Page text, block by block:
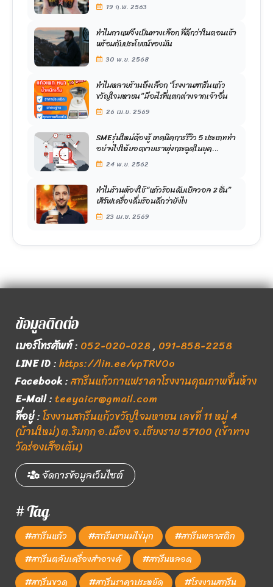
19 ก.พ. 2563
ทำไมกาแฟจึงเป็นทางเลือก ที่ดีกว่าในตอนเช้า
พร้อมกับประโยชน์ของมัน
30 พ.ย. 2568
ทำไมหลายร้านถึงเลือก “โรงงานสกรีนแก้ว
ขวัญใจมหาชน” มีอะไรที่แตกต่างจากเจ้าอื่น
26 เม.ย. 2569
SME รุ่นใหม่ต้องรู้ เทคนิคการรีวิว 5 ประเภท ทำ
อย่างไงให้ยอดขายเราพุ่งกระฉูดในยุค
ออนไลน์ปัจจุบัน
24 พ.ย. 2562
ทำไมร้านต้องใช้ “แก้วร้อนดับเบิลวอล 2 ชั้น”
เสิร์ฟเครื่องดื่มร้อนดีกว่ายังไง
23 เม.ย. 2569
ข้อมูลติดต่อ
เบอร์โทรศัพท์: 052-020-028, 091-858-2258
LINE ID:https://lin.ee/vpTRVOo
Facebook:สกรีนแก้วกาแฟราคาโรงงานคุณภาพขึ้นห้าง
E-Mail:teeyaicr@gmail.com
ที่อยู่:โรงงานสกรีนแก้วขวัญใจมหาชน เลขที่ 11 หมู่ 4
(บ้านใหม่) ต.ริมกก อ.เมือง จ.เชียงราย 57100 (เข้าทาง
วัดร่องเสือเต้น)
จัดการข้อมูลเว็บไซต์
# Tag
#สกรีนแก้ว #สกรีนชานมไข่มุก
#สกรีนพลาสติก
#สกรีนตลับเครื่องสำอางค์
#สกรีนหลอด
#สกรีนขวด
#สกรีนราคาประหยัด #โรงงานสกรีน